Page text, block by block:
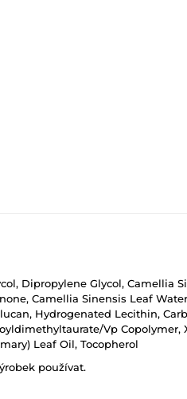
Dipropylene Glycol, Camellia
Camellia Sinensis Leaf
Hydrogenated Lecithin,
Vp Copolymer,
Leaf Oil, Tocopherol
používat.